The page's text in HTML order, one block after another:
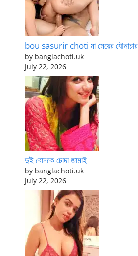
bou sasurir choti মা মেয়ের যৌনাচার
by banglachoti.uk
July 22, 2026
দুই বোনকে চোদা জামাই
by banglachoti.uk
July 22, 2026